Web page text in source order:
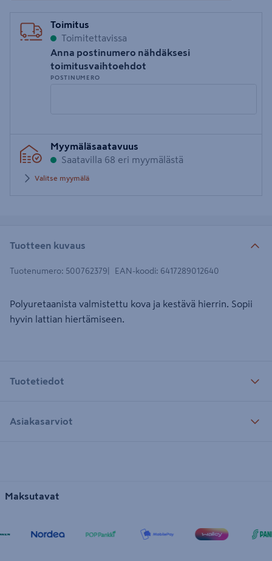
Toimitus
Toimitettavissa
Anna postinumero nähdäksesi
toimitusvaihtoehdot
POSTINUMERO
postinumero
Myymäläsaatavuus
Saatavilla 68 eri myymälästä
Valitse myymälä
Tuotteen kuvaus
Tuotenumero: 500762379 EAN-koodi: 6417289012640
Polyuretaanista valmistettu kova ja kestävä hierrin. Sopii
hyvin lattian hiertämiseen.
Tuotetiedot
Asiakasarviot
Maksutavat